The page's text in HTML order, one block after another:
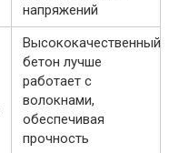
напряжений
Высококачественный
бетон лучше
работает с
волокнами,
обеспечивая
прочность